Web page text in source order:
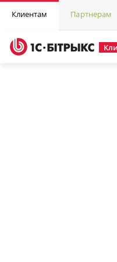
Клиентам Партнерам